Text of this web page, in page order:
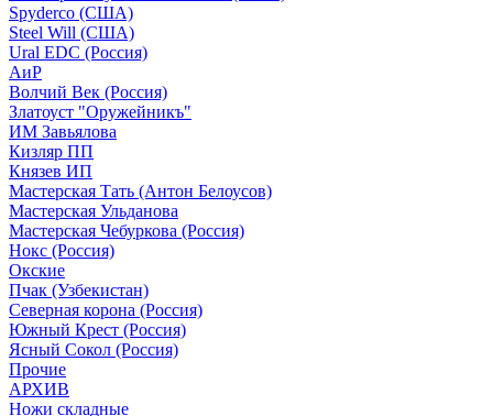
Spyderco (США)
Steel Will (США)
Ural EDC (Россия)
АиР
Волчий Век (Россия)
Златоуст "Оружейникъ"
ИМ Завьялова
Кизляр ПП
Князев ИП
Мастерская Тать (Антон Белоусов)
Мастерская Ульданова
Мастерская Чебуркова (Россия)
Нокс (Россия)
Окские
Пчак (Узбекистан)
Северная корона (Россия)
Южный Крест (Россия)
Ясный Сокол (Россия)
Прочие
АРХИВ
Ножи складные